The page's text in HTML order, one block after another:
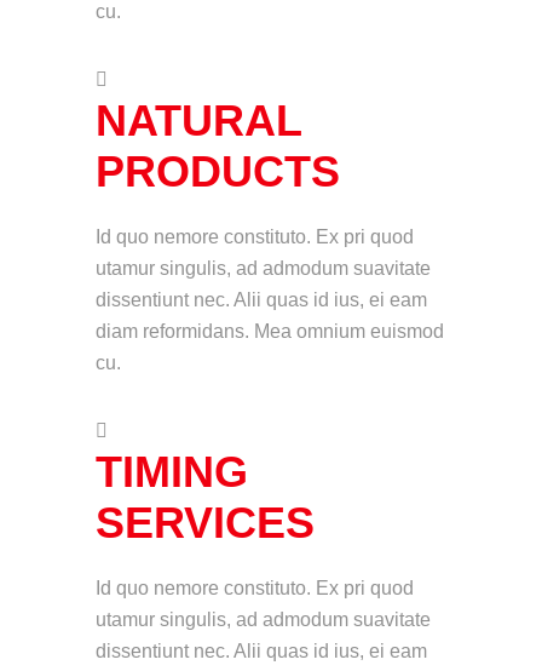
cu.
NATURAL
PRODUCTS
Id quo nemore constituto. Ex pri quod
utamur singulis, ad admodum suavitate
dissentiunt nec. Alii quas id ius, ei eam
diam reformidans. Mea omnium euismod
cu.
TIMING
SERVICES
Id quo nemore constituto. Ex pri quod
utamur singulis, ad admodum suavitate
dissentiunt nec. Alii quas id ius, ei eam